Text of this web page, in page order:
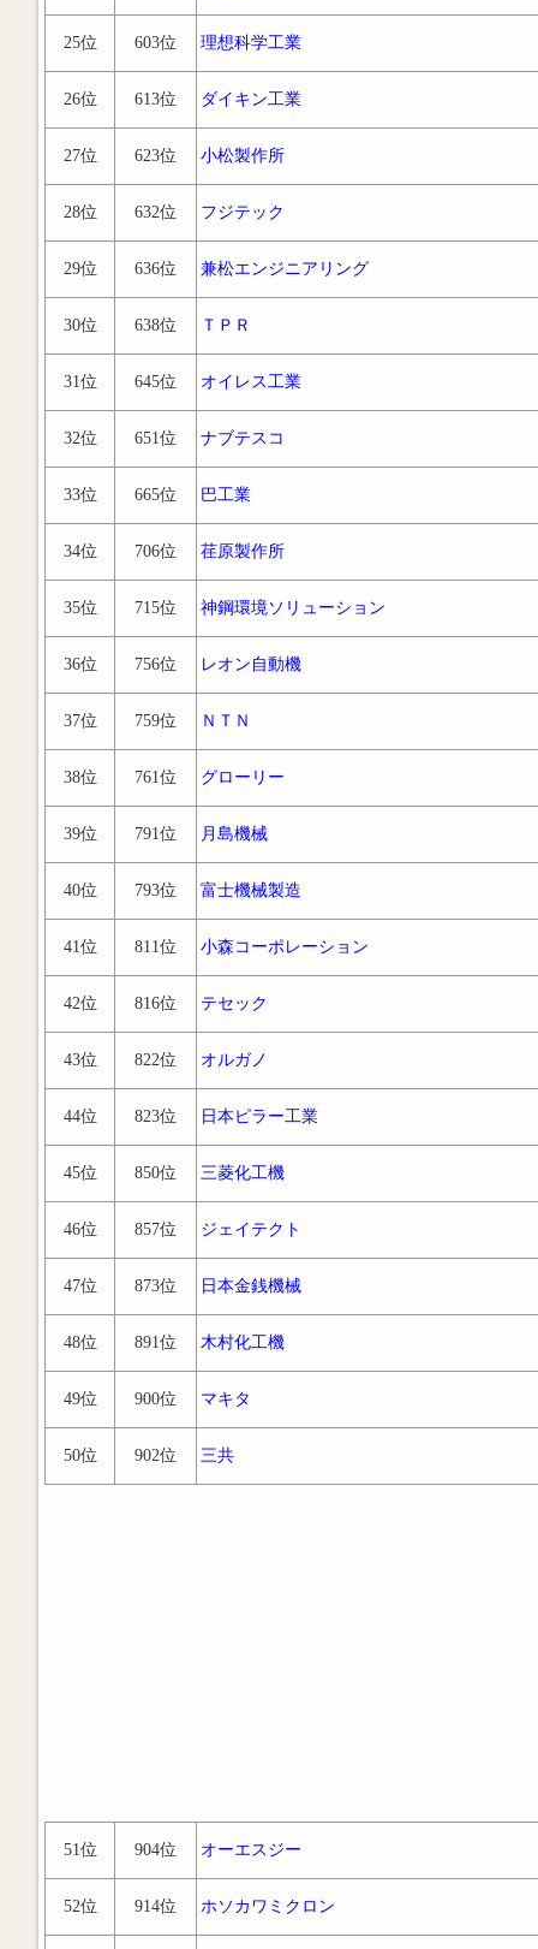
25位 603位 理想科学工業
26位 613位 ダイキン工業
27位 623位 小松製作所
28位 632位 フジテック
29位 636位 兼松エンジニアリング
30位 638位 ＴＰＲ
31位 645位 オイレス工業
32位 651位 ナブテスコ
33位 665位 巴工業
34位 706位 荏原製作所
35位 715位 神鋼環境ソリューション
36位 756位 レオン自動機
37位 759位 ＮＴＮ
38位 761位 グローリー
39位 791位 月島機械
40位 793位 富士機械製造
41位 811位 小森コーポレーション
42位 816位 テセック
43位 822位 オルガノ
44位 823位 日本ピラー工業
45位 850位 三菱化工機
46位 857位 ジェイテクト
47位 873位 日本金銭機械
48位 891位 木村化工機
49位 900位 マキタ
50位 902位 三共
51位 904位 オーエスジー
52位 914位 ホソカワミクロン